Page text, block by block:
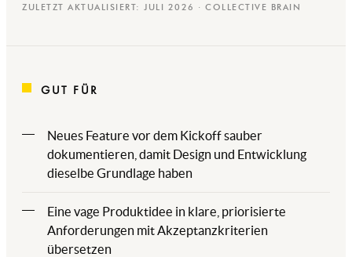
ZULETZT AKTUALISIERT: JULI 2026 · COLLECTIVE BRAIN
GUT FÜR
Neues Feature vor dem Kickoff sauber
dokumentieren, damit Design und Entwicklung
dieselbe Grundlage haben
Eine vage Produktidee in klare, priorisierte
Anforderungen mit Akzeptanzkriterien
übersetzen